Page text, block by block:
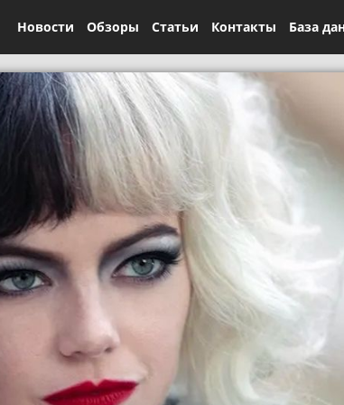
Новости Обзоры Статьи Контакты База